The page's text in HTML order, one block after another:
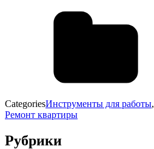
CategoriesИнструменты для работы,
Ремонт квартиры
Рубрики